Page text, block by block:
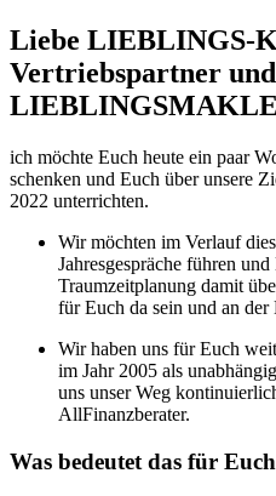
Liebe LIEBLINGS-
Vertriebspartner
ich möchte Euch heute ein paar
schenken und Euch über unsere
2022 unterrichten.
Wir möchten im Verlauf
Jahresgespräche führen
Traumzeitplanung damit
für Euch da sein und an
Wir haben uns für Euch
im Jahr 2005 als
uns unser Weg
AllFinanzberater.
Was bedeutet das für